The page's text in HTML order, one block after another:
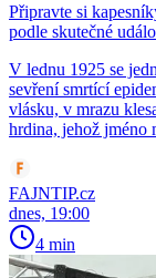
Připravte si
podle skutečné
V lednu 1925 se
sevření smrtící
vlásku, v mrazu
hrdina, jehož jméno
FAJNTIP.cz
dnes, 19:00
4 min